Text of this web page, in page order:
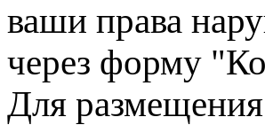
ваши права
через форму
Для